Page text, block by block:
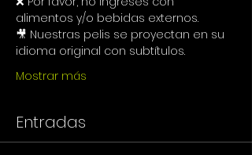
alimentos y/o bebidas externos.
🎥 Nuestras pelis se proyectan en su
idioma original con subtítulos.
Mostrar más
Entradas